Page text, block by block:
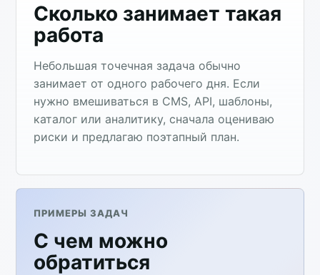
Сколько занимает такая
работа
Небольшая точечная задача обычно
занимает от одного рабочего дня. Если
нужно вмешиваться в CMS, API, шаблоны,
каталог или аналитику, сначала оцениваю
риски и предлагаю поэтапный план.
ПРИМЕРЫ ЗАДАЧ
С чем можно
обратиться